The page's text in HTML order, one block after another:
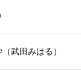
武田みはる）